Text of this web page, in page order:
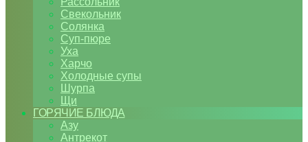
Свекольник
Солянка
Суп-пюре
Уха
Харчо
Холодные супы
Шурпа
Щи
ГОРЯЧИЕ БЛЮДА
Азу
Антрекот